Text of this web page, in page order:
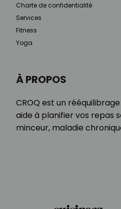
À PROPOS
CROQ est un
aide à planifier vos repas
minceur, maladie
Charte de confidentialité
Services
Fitness
Yoga